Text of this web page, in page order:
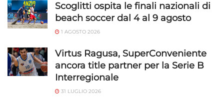
Scoglitti ospita le finali nazionali di
beach soccer dal 4 al 9 agosto
1 AGOSTO 2026
Virtus Ragusa, SuperConveniente
ancora title partner per la Serie B
Interregionale
31 LUGLIO 2026